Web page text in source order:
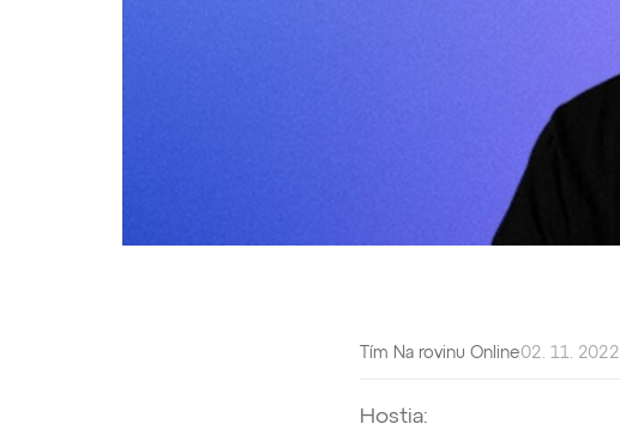
Tím Na rovinu Online02. 11. 2022
Hostia: